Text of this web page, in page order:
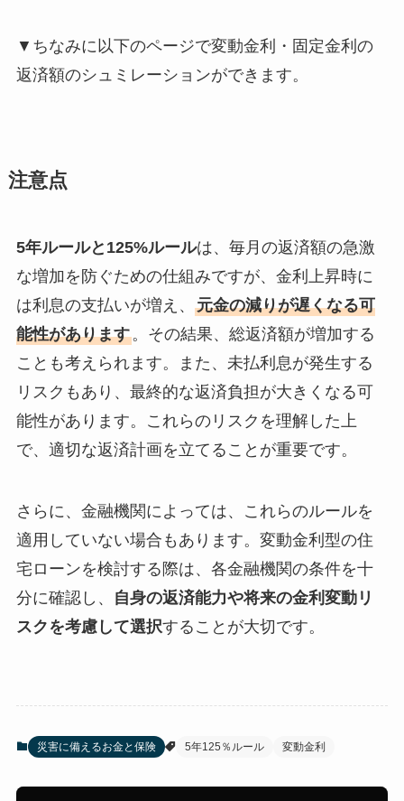
▼ちなみに以下のページで変動金利・固定金利の
返済額のシュミレーションができます。
注意点
5年ルールと125%ルールは、毎月の返済額の急激
な増加を防ぐための仕組みですが、金利上昇時に
は利息の支払いが増え、 元金の減りが遅くなる可
能性があります。その結果、総返済額が増加する
ことも考えられます。また、未払利息が発生する
リスクもあり、最終的な返済負担が大きくなる可
能性があります。これらのリスクを理解した上
で、適切な返済計画を立てることが重要です。
さらに、金融機関によっては、これらのルールを
適用していない場合もあります。変動金利型の住
宅ローンを検討する際は、各金融機関の条件を十
分に確認し、
自身の返済能力や将来の金利変動リ
スクを考慮して選択することが大切です。
災害に備えるお金と保険 5年125％ルール 変動金利